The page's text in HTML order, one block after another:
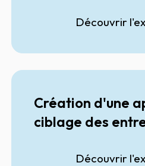
l'interco, domaines
Syndicats, liste des
Découvrir
Création d'une
ciblage des
Découvrir